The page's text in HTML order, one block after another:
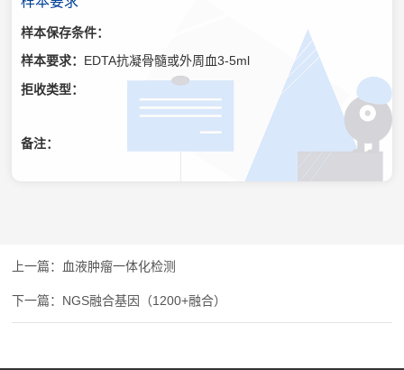
样本保存条件：
样本要求： EDTA抗凝骨髓或外周血3-5ml
拒收类型：
备注：
血液肿瘤一体化检测
NGS融合基因（1200+融合）